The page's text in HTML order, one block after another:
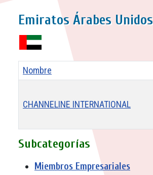
Emiratos Árabes Unidos
Nombre
CHANNELINE INTERNATIONAL
Subcategorías
Miembros Empresariales